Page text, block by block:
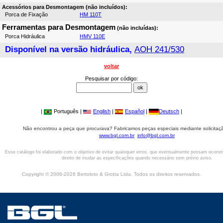
Acessórios para Desmontagem (não incluídos):
Porca de Fixação
HM 110T
Ferramentas para Desmontagem (não incluídas):
Porca Hidráulica
HMV 110E
Disponível na versão hidráulica, AOH 241/530
voltar
Pesquisar por código:
| Português | English | Español | Deutsch |
Não encontrou a peça que procurava? Fabricamos peças especiais mediante
www.bgl.com.br info@bgl.com.br
Esse catálogo foi elaborado com o objetivo de evitar quaisquer erros, que eventualmente possam
direito de mudar as especificações quando necessário sem prévio aviso.
Copyright © 2006-2026 Bertoloto & Grotta Ltda. Todos os direitos reservados.